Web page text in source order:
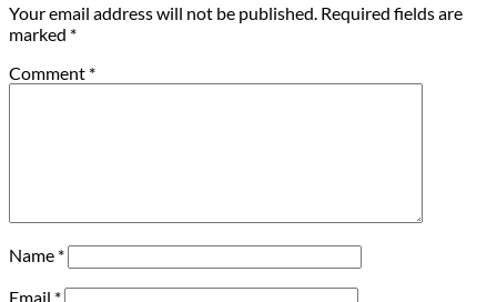
Your email address will not be published. Required fields are
marked *
Comment *
Name *
Email *